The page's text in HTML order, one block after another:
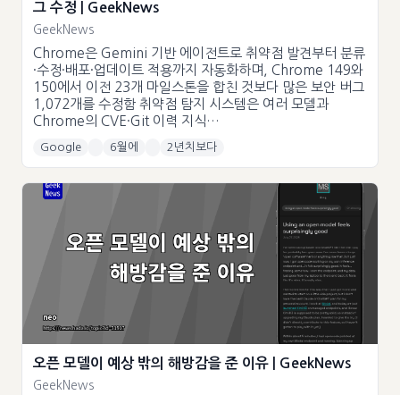
그 수정 | GeekNews
GeekNews
Chrome은 Gemini 기반 에이전트로 취약점 발견부터 분류
·수정·배포·업데이트 적용까지 자동화하며, Chrome 149와
150에서 이전 23개 마일스톤을 합친 것보다 많은 보안 버그
1,072개를 수정함 취약점 탐지 시스템은 여러 모델과
Chrome의 CVE·Git 이력 지식…
Google 6월에 2년치보다
오픈 모델이 예상 밖의 해방감을 준 이유 | GeekNews
GeekNews